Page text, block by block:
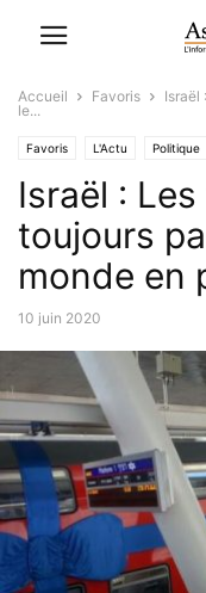
Accueil Favoris
Israël
le...
Favoris L'Actu Politique
Israël :
toujours
monde en
10 juin 2020